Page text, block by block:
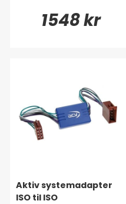
1548 kr
Aktiv systemadapter
ISO til ISO